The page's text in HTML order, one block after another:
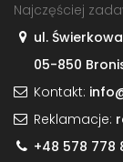
Najczęściej
ul. Świerkowa
05-850
Kontakt:
Reklamacje:
+48 578 778